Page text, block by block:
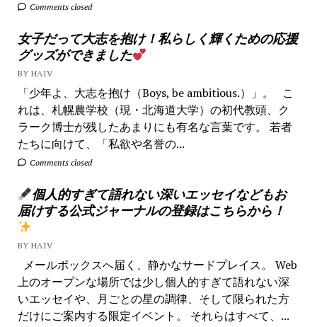
Comments closed
女子だって大志を抱け！私らしく輝くための応援
グッズができました
BY HAIV
「少年よ、大志を抱け（Boys, be ambitious.）」。 こ
れは、札幌農学校（現・北海道大学）の初代教頭、ク
ラーク博士が残したあまりにも有名な言葉です。 若者
たちに向けて、「私欲や名誉の...
Comments closed
個人的すぎて語れない深いエッセイなどもお
届けする公式ジャーナルの登録はこちらから！
BY HAIV
メールボックスへ届く、静かなサードプレイス。 Web
上のオープンな場所では少し個人的すぎて語れない深
いエッセイや、月ごとの星の調律、そして限られた方
だけにご案内する限定イベント。 それらはすべて、...